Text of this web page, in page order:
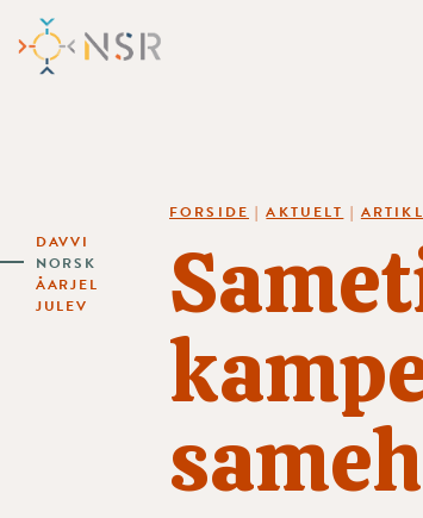
DAVVI
NORSK
ÅARJEL
JULEV
FORSIDE |AKTUELT |